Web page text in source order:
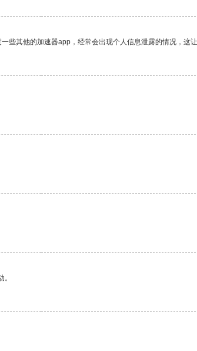
其他的加速器app，经常会出现个人信息泄露的情况，这让